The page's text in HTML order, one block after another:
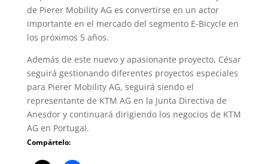
de Pierer Mobility AG es convertirse en un actor
importante en el mercado del segmento E-Bicycle en
los próximos 5 años.
Además de este nuevo y apasionante proyecto, César
seguirá gestionando diferentes proyectos especiales
para Pierer Mobility AG, seguirá siendo el
representante de KTM AG en la Junta Directiva de
Anesdor y continuará dirigiendo los negocios de KTM
AG en Portugal.
Compártelo: